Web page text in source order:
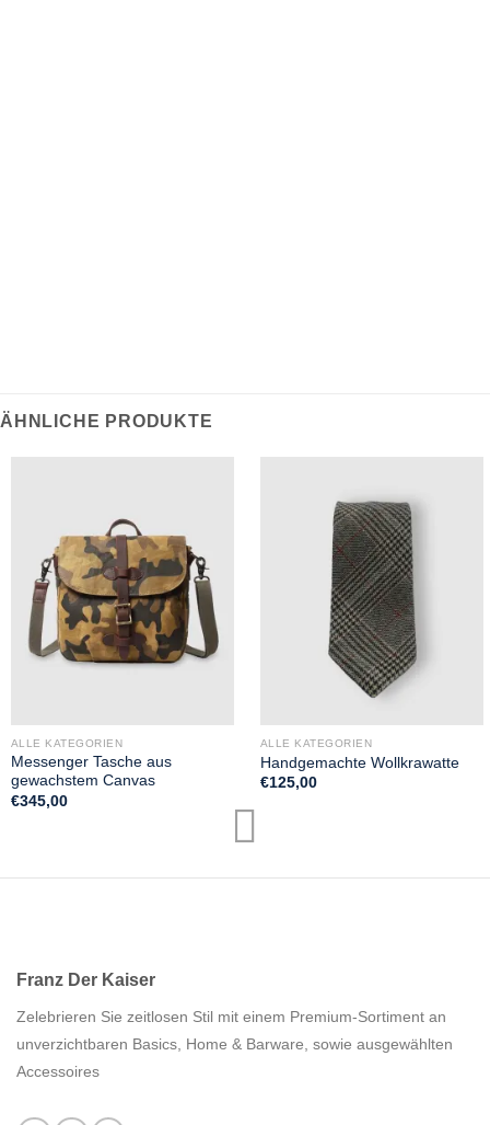
ÄHNLICHE PRODUKTE
ALLE KATEGORIEN
Messenger Tasche aus
gewachstem Canvas
€345,00
ALLE KATEGORIEN
Handgemachte Wollkrawatte
€125,00
Franz Der Kaiser
Zelebrieren Sie zeitlosen Stil mit einem Premium-Sortiment an
unverzichtbaren Basics, Home & Barware, sowie ausgewählten
Accessoires